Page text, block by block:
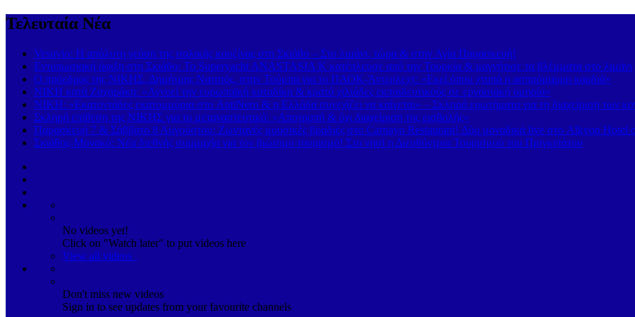
Τελευταία Νέα
Vesuvio: Η απόλυτη γεύση της ιταλικής κουζίνας στη Σκιάθο – Στο λιμάνι, τώρα & στην Αγία Παρασκευή!
Εντυπωσιακή άφιξη στη Σκιάθο: Το Superyacht ANASTASIA K κατέπλευσε από την Τουρκία & μαγνήτισε τα βλέμματα στο λιμάνι
Ο πρόεδρος της ΝΙΚΗΣ, Δημήτρης Νατσιός, στην Τούμπα για το ΠΑΟΚ-Άντερλεχτ: «Εκεί όπου χτυπά η ασπρόμαυρη καρδιά»
ΝΙΚΗ κατά Ζαχαράκη: «Αγνοεί την ευρωπαϊκή καταδίκη & κρατά χιλιάδες εκπαιδευτικούς σε εργασιακή ομηρία»
ΝΙΚΗ: «Εκατοντάδες εκατομμύρια στο AntiNero & η Ελλάδα συνεχίζει να καίγεται» – Σκληρά ερωτήματα για τη διαχείριση των
Σκληρή επίθεση της ΝΙΚΗΣ για το μεταναστευτικό: «Αποτροπή & όχι διαχείριση της εισβολής»
Παρασκευή 7 & Σάββατο 8 Αυγούστου: Ζωντανές μουσικές βραδιές στο Carnayo Restaurant! Δύο μοναδικά live στο Alkyon Hotel
Σκιάθος-Μονακό: Νέα διεθνής συμμαχία για τον βιώσιμο τουρισμό! Στο νησί η Διευθύντρια Τουρισμού του Πριγκιπάτου
No videos yet!
Click on "Watch later" to put videos here
View all videos
Don't miss new videos
Sign in to see updates from your favourite channels